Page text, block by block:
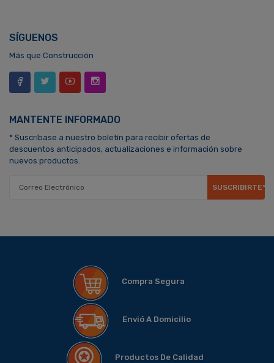
SÍGUENOS
Más que Construcción
MANTENTE INFORMADO
* Suscríbase a nuestro boletín para recibir ofertas de
descuentos anticipados, actualizaciones e información sobre
nuevos productos.
SUSCRIBIRTE*
Compra Segura
Envió A Domicilio
Productos De Calidad